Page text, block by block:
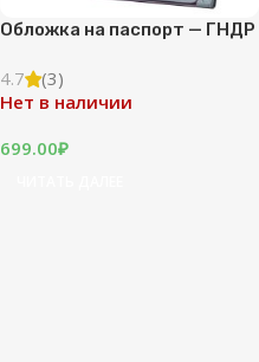
Обложка на паспорт — ГНДР
4.7
(3)
Нет в наличии
699.00₽